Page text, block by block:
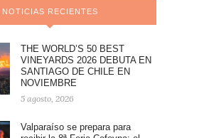
NOTICIAS RECIENTES
THE WORLD’S 50 BEST
VINEYARDS 2026 DEBUTA EN
SANTIAGO DE CHILE EN
NOVIEMBRE
5 agosto, 2026
Valparaíso se prepara para